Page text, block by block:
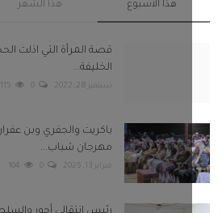
هذا الاسبوع هذا الشهر
قصة المرأة التي اذلت الحجاج
الخليفة...
0
115
باكريت والجفري وبن عفرار
مهرجان شباب...
فبراير 13, 2025 0
104